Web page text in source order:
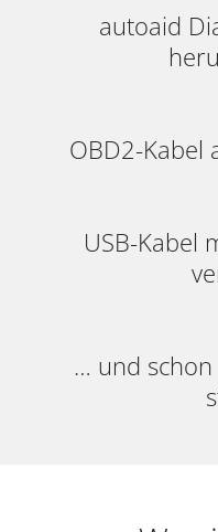
autoaid
OBD2-Kabel
USB-Kabel
… und